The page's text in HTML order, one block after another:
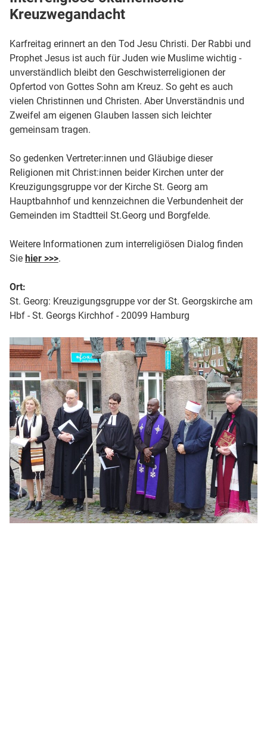
Kreuzwegandacht
Karfreitag erinnert an den Tod Jesu Christi. Der Rabbi und
Prophet Jesus ist auch für Juden wie Muslime wichtig -
unverständlich bleibt den Geschwisterreligionen der
Opfertod von Gottes Sohn am Kreuz. So geht es auch
vielen Christinnen und Christen. Aber Unverständnis und
Zweifel am eigenen Glauben lassen sich leichter
gemeinsam tragen.
So gedenken Vertreter:innen und Gläubige dieser
Religionen mit Christ:innen beider Kirchen unter der
Kreuzigungsgruppe vor der Kirche St. Georg am
Hauptbahnhof und kennzeichnen die Verbundenheit der
Gemeinden im Stadtteil St.Georg und Borgfelde.
Weitere Informationen zum interreligiösen Dialog finden
Sie hier >>>.
Ort:
St. Georg: Kreuzigungsgruppe vor der St. Georgskirche am
Hbf - St. Georgs Kirchhof - 20099 Hamburg